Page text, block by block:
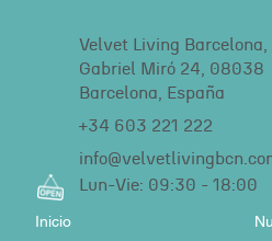
+34 603 221 222
Velvet Living Barcelona,
Gabriel Miró 24, 08038
Barcelona, España
Lun-Vie: 09:30 - 18:00
Inicio